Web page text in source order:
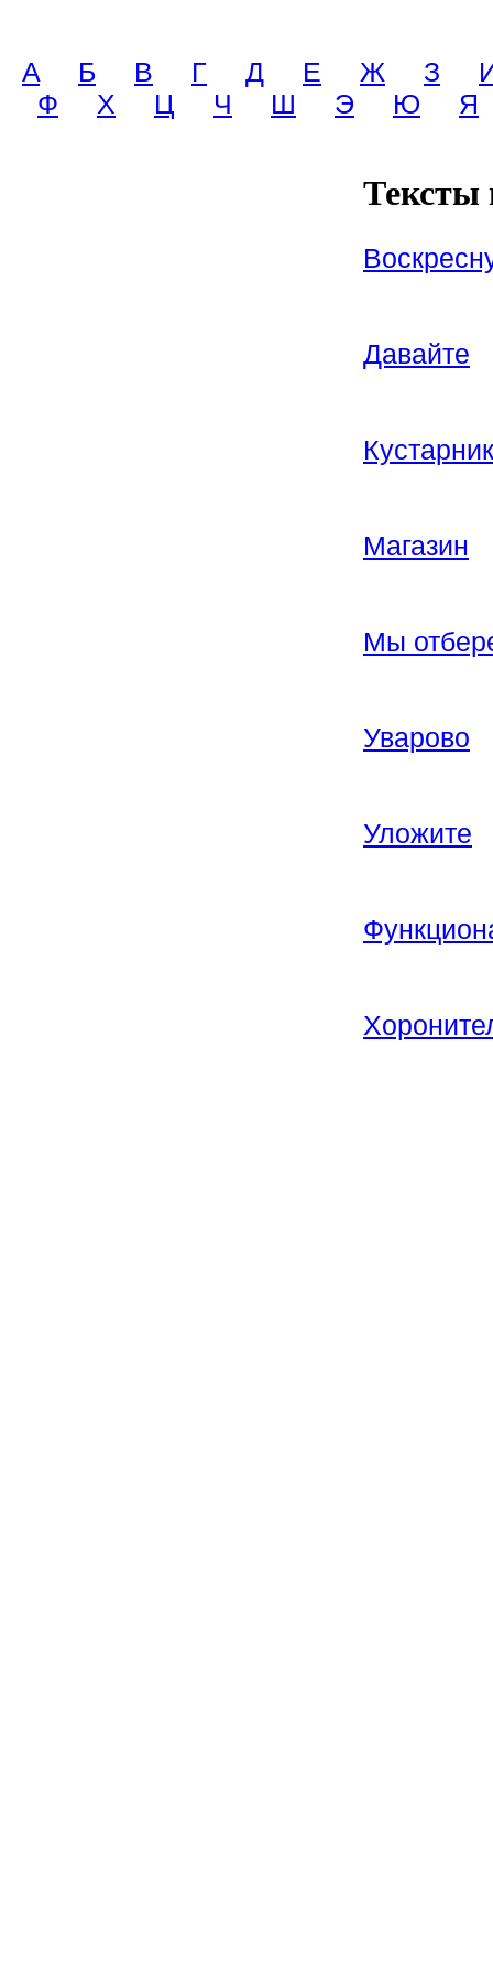
A Б В Г Д Е Ж З
Ф
Х Ц Ч Ш Э Ю Я
Тексты
Давайте
Кустарник
Магазин
Мы
Уварово
Уложите